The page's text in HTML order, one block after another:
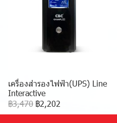
เครื่องสำรองไฟฟ้า(UPS) Line
Interactive
฿3,470 ฿2,202